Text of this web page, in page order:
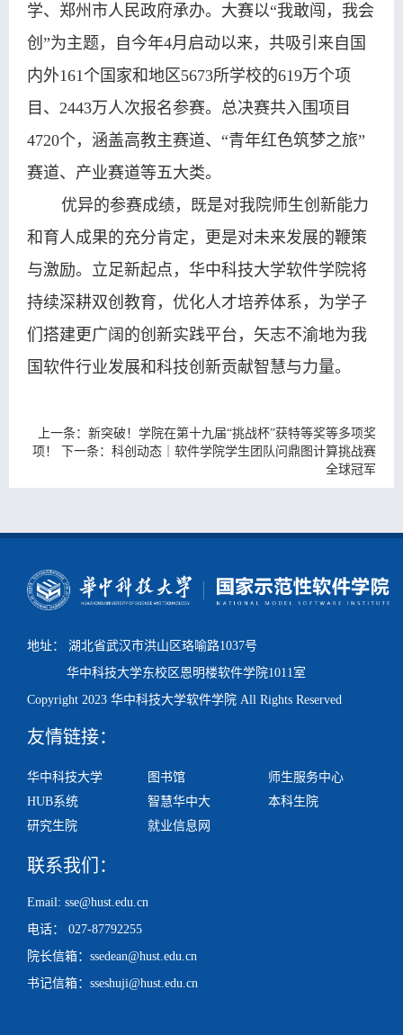
学、郑州市人民政府承办。大赛以“我敢闯，我会
创”为主题，自今年4月启动以来，共吸引来自国
内外161个国家和地区5673所学校的619万个项
目、2443万人次报名参赛。总决赛共入围项目
4720个，涵盖高教主赛道、“青年红色筑梦之旅”
赛道、产业赛道等五大类。
优异的参赛成绩，既是对我院师生创新能力
和育人成果的充分肯定，更是对未来发展的鞭策
与激励。立足新起点，华中科技大学软件学院将
持续深耕双创教育，优化人才培养体系，为学子
们搭建更广阔的创新实践平台，矢志不渝地为我
国软件行业发展和科技创新贡献智慧与力量。
上一条： 新突破！学院在第十九届“挑战杯”获特等奖等多项奖
项！
下一条： 科创动态｜软件学院学生团队问鼎图计算挑战赛
全球冠军
地址： 湖北省武汉市洪山区珞喻路1037号
华中科技大学东校区 恩明楼软件学院1011室
Copyright 2023 华中科技大学软件学院 All Rights Reserved
友情链接：
华中科技大学 图书馆
师生服务中心
HUB系统
智慧华中大
本科生院
研究生院
就业信息网
联系我们：
Email: sse@hust.edu.cn
电话： 027-87792255
院长信箱：ssedean@hust.edu.cn
书记信箱：sseshuji@hust.edu.cn